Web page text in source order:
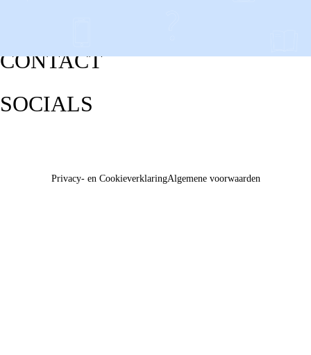
CONTACT
SOCIALS
Privacy- en CookieverklaringAlgemene voorwaarden